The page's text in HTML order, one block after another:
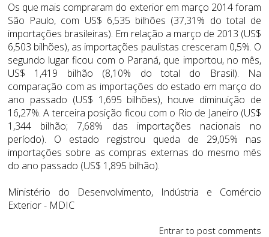
Os que mais compraram do exterior em março 2014 foram
São Paulo, com US$ 6,535 bilhões (37,31% do total de
importações brasileiras). Em relação a março de 2013 (US$
6,503 bilhões), as importações paulistas cresceram 0,5%. O
segundo lugar ficou com o Paraná, que importou, no mês,
US$ 1,419 bilhão (8,10% do total do Brasil). Na
comparação com as importações do estado em março do
ano passado (US$ 1,695 bilhões), houve diminuição de
16,27%. A terceira posição ficou com o Rio de Janeiro (US$
1,344 bilhão; 7,68% das importações nacionais no
período). O estado registrou queda de 29,05% nas
importações sobre as compras externas do mesmo mês
do ano passado (US$ 1,895 bilhão).
Ministério do Desenvolvimento, Indústria e Comércio
Exterior - MDIC
Entrar to post comments